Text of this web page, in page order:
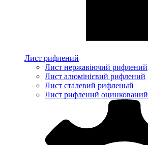
Лист рифлений
Лист нержавіючий рифлений
Лист алюмінієвий рифлений
Лист сталевий рифленый
Лист рифлений оцинкований